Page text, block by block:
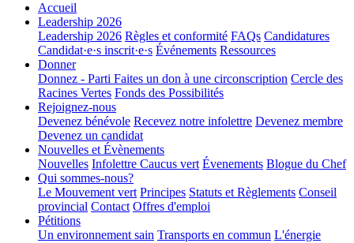
Accueil
Leadership 2026
Leadership 2026 Règles et conformité FAQs Candidatures
Candidat·e·s inscrit·e·s Événements Ressources
Donner
Donnez - Parti Faites un don à une circonscription Cercle des
Racines Vertes Fonds des Possibilités
Rejoignez-nous
Devenez bénévole Recevez notre infolettre Devenez membre
Devenez un candidat
Nouvelles et Évènements
Nouvelles Infolettre Caucus vert Évenements Blogue du Chef
Qui sommes-nous?
Le Mouvement vert Principes Statuts et Règlements Conseil
provincial Contact Offres d'emploi
Pétitions
Un environnement sain Transports en commun L'énergie